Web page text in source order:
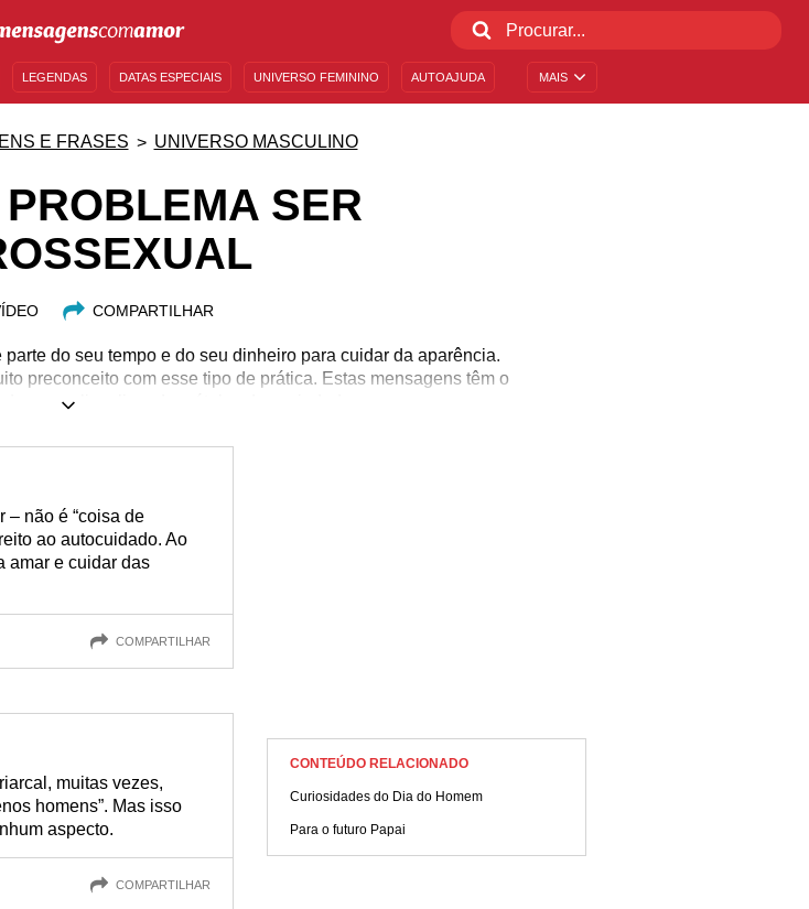
MAIS
LEGENDAS DATAS ESPECIAIS UNIVERSO FEMININO AUTOAJUDA
E FRASES UNIVERSO MASCULINO
SER
COMPARTILHAR
do seu tempo e do seu dinheiro para cuidar da aparência.
preconceito com esse tipo de prática. Estas mensagens têm o
masculina, livre dos rótulos da sociedade.
– não é “coisa de
ao autocuidado. Ao
amar e cuidar das
COMPARTILHAR
muitas vezes,
homens”. Mas isso
aspecto.
COMPARTILHAR
CONTEÚDO RELACIONADO
Curiosidades do Dia do Homem
Para o futuro Papai